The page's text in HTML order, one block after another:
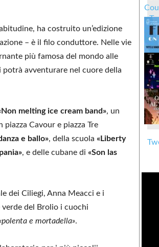
ha costruito un’edizione
– è il filo conduttore. Nelle vie
più famosa del mondo alle
potrà avventurare nel cuore della
melting ice cream band», un
Cavour e piazza Tre
e ballo», della scuola «Liberty
, e delle cubane di «Son las
dei Ciliegi, Anna Meacci e i
del Brolio i cuochi
e mortadella».